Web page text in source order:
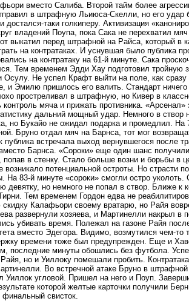
вместо Салиба. Второй тайм более
в штрафную Льиюса-Скелли, но его удар
таки голкиперу. Активизация
владений Поупа, пока Сака не перехватил
выкатил перед штрафной на Райса, который в
на контратаках. И уснувшая было публика
на контратаку на 61-й минуте. Сака
Тем временем Эдди Хау подготовил
Не успел Крафт выйти на поле, как сразу
и Эмилю пришлось его валить. Стандарт
простреливал в штрафную, но Кивер в
мяча и прижать противника.
дальний мощный удар. Немного в
но Букайо не ожидал подарка и промедлил. На
Бруно отдал мяч на Барнса, тот мог
публика встречала выход вернувшегося после
Барнса. «Сороки» еще один шанс получили
в стенку. Стало больше возни и борьбы в
потенциальной остроты. Но страсти
На 83-й минуте «сороки» смогли остро
но немного не попал в створ. Ближе к
Тем временем Гордон едва не
Калафьори своему вратарю, но Райя
развернули хозяева, и Мартинелли накрыл в
убивать время. Полежал на газоне Райя
вместо Эдегора. Видимо, возмутился чем-то
времени тоже был предупрежден. Еще и
последние минуты обошлись без футбола.
но и Уиллоку помешали пробить.
Во встречной атаке Бруно в
Уиллок угловой. Пришел на него и Поуп.
которой желтые карточки получили
свисток.